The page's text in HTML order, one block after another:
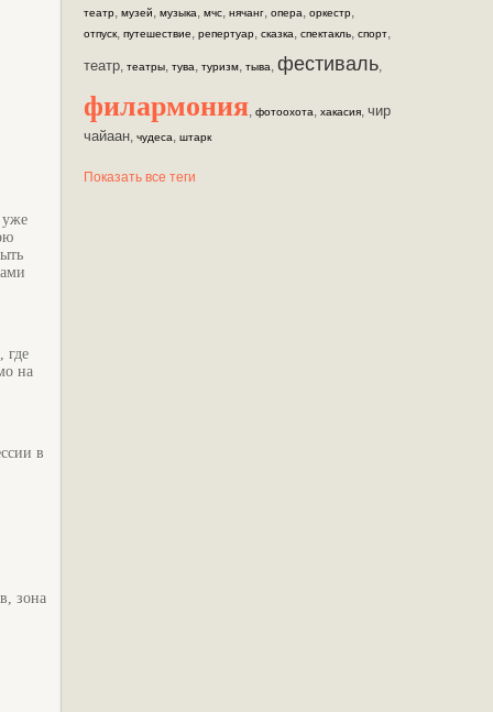
уже
где
на
в
зона
театр, музей, музыка, мчс, нячанг, опера, оркестр,
отпуск, путешествие, репертуар, сказка, спектакль, спорт,
театр, театры, тува, туризм, тыва, фестиваль,
филармония, фотоохота, хакасия, чир
чайаан, чудеса, штарк
Показать все теги